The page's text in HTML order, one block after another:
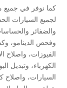
كما نوفر في جميع
لجميع السيارات
والضفائر
وفحص الدينامو،
الفيوزات، واصلاح
الكهرباء، وتبديل
السيارات، واصلاح